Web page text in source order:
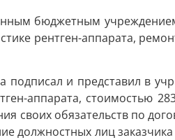
бюджетным
рентген-аппарата,
и представил в
аппарата, стоимостью
своих обязательств по
лиц